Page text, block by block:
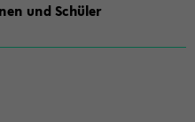
und Schüler